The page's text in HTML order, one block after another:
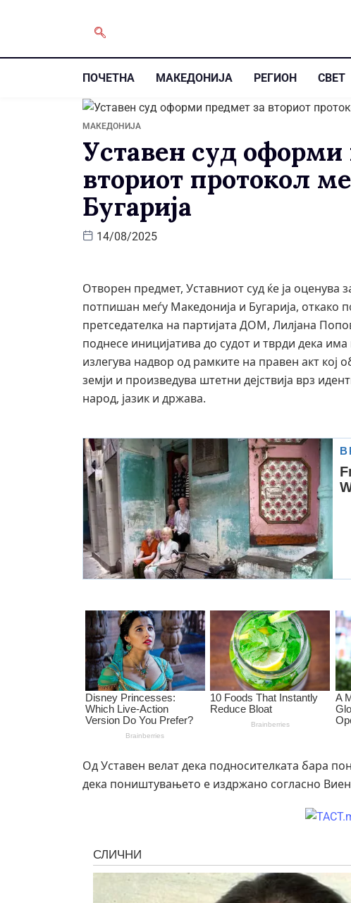
ПОЧЕТНА МАКЕДОНИЈА РЕГИОН СВЕТ
МАКЕДОНИЈА
Уставен суд оформи
вториот протокол
Бугарија
14/08/2025
Отворен предмет, Уставниот суд ќе ја оценува
потпишан меѓу Македонија и Бугарија,
претседателка на партијата ДОМ, Лилјана
поднесе иницијатива до судот и тврди дека
излегува надвор од рамките на правен акт кој
земји и произведува штетни дејствија врз
народ, јазик и држава.
Од Уставен велат дека подносителката бара
дека поништувањето е издржано согласно